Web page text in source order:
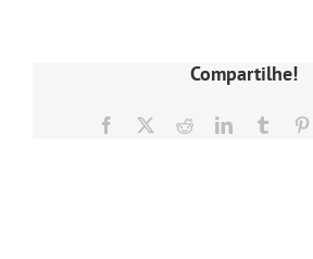
Compartilhe!
Facebook RedditLinkedInTumblr